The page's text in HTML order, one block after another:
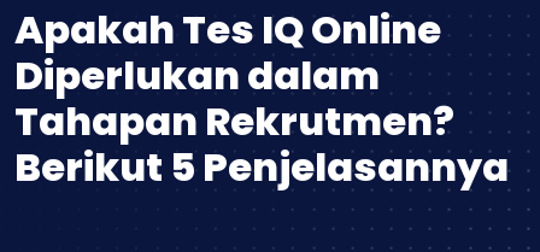
Apakah Tes IQ Online
Diperlukan dalam
Tahapan Rekrutmen?
Berikut 5 Penjelasannya